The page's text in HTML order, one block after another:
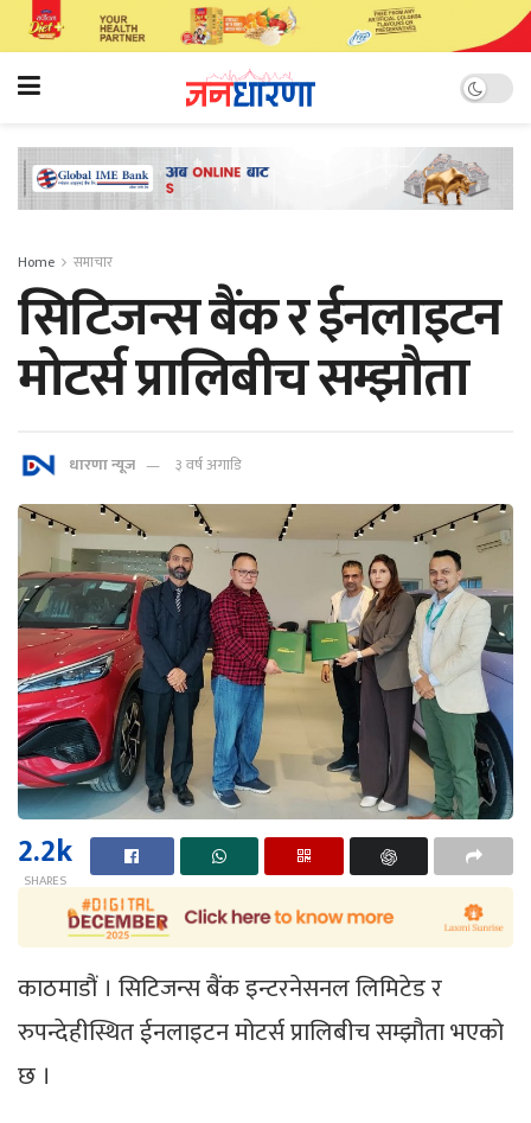
Home समाचार
सिटिजन्स बैंक र ईनलाइटन
मोटर्स प्रालिबीच सम्झौता
धारणा न्यूज ३ वर्ष अगाडि
2.2k
SHARES
काठमाडौं । सिटिजन्स बैंक इन्टरनेसनल लिमिटेड र
रुपन्देहीस्थित ईनलाइटन मोटर्स प्रालिबीच सम्झौता भएको
छ ।